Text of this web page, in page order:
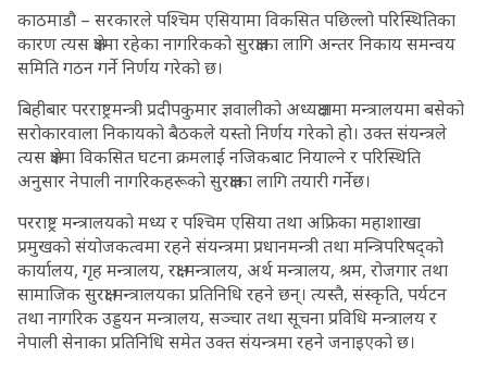
काठमाडौ – सरकारले पश्चिम एसियामा विकसित पछिल्लो परिस्थितिका
कारण त्यस क्षेत्रमा रहेका नागरिकको सुरक्षाका लागि अन्तर निकाय समन्वय
समिति गठन गर्ने निर्णय गरेको छ।
बिहीबार परराष्ट्रमन्त्री प्रदीपकुमार ज्ञवालीको अध्यक्षतामा मन्त्रालयमा बसेको
सरोकारवाला निकायको बैठकले यस्तो निर्णय गरेको हो। उक्त संयन्त्रले
त्यस क्षेत्रमा विकसित घटना क्रमलाई नजिकबाट नियाल्ने र परिस्थिति
अनुसार नेपाली नागरिकहरूको सुरक्षाका लागि तयारी गर्नेछ।
परराष्ट्र मन्त्रालयको मध्य र पश्चिम एसिया तथा अफ्रिका महाशाखा
प्रमुखको संयोजकत्वमा रहने संयन्त्रमा प्रधानमन्त्री तथा मन्त्रिपरिषद्को
कार्यालय, गृह मन्त्रालय, रक्षा मन्त्रालय, अर्थ मन्त्रालय, श्रम, रोजगार तथा
सामाजिक सुरक्षा मन्त्रालयका प्रतिनिधि रहने छन्। त्यस्तै, संस्कृति, पर्यटन
तथा नागरिक उड्डयन मन्त्रालय, सञ्चार तथा सूचना प्रविधि मन्त्रालय र
नेपाली सेनाका प्रतिनिधि समेत उक्त संयन्त्रमा रहने जनाइएको छ।